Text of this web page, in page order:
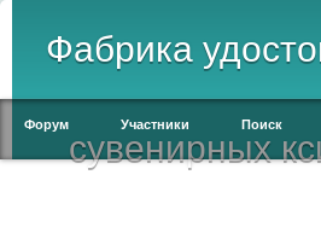
Фабрика
сувенирных
Форум Участники Поиск